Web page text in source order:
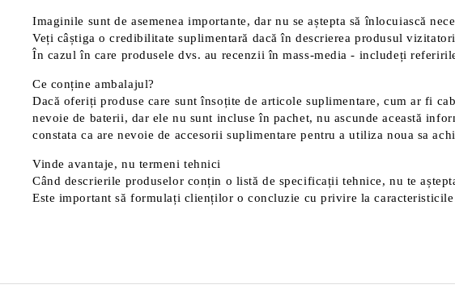
Imaginile sunt de asemenea importante, dar nu se aștepta să înlocuiască
Veți câștiga o credibilitate suplimentară dacă în descrierea produsul
În cazul în care produsele dvs. au recenzii în mass-media - includeți
Ce conține ambalajul?
Dacă oferiți produse care sunt însoțite de articole suplimentare, cum ar fi
nevoie de baterii, dar ele nu sunt incluse în pachet, nu ascunde această
constata ca are nevoie de accesorii suplimentare pentru a utiliza noua sa
Vinde avantaje, nu termeni tehnici
Când descrierile produselor conțin o listă de specificații tehnice, nu te
Este important să formulați clienților o concluzie cu privire la